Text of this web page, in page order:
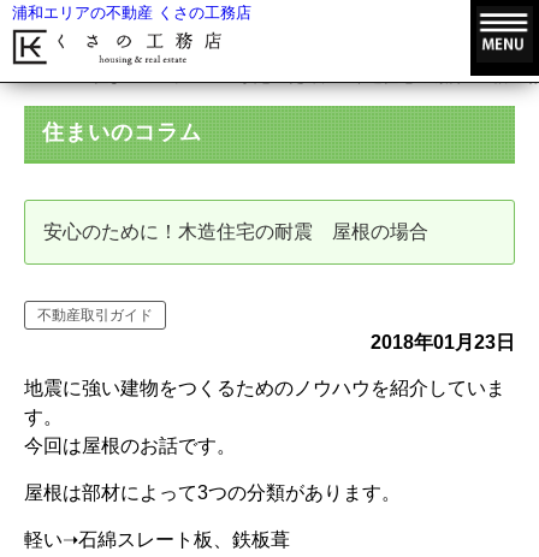
浦和エリアの不動産 くさの工務店
安心のために！木造住宅の耐震 屋根の
住まいのコラム
安心のために！木造住宅の耐震 屋根の場合
不動産取引ガイド
2018年01月23日
地震に強い建物をつくるためのノウハウを紹介していま
す。
今回は屋根のお話です。
屋根は部材によって3つの分類があります。
軽い➝石綿スレート板、鉄板葺